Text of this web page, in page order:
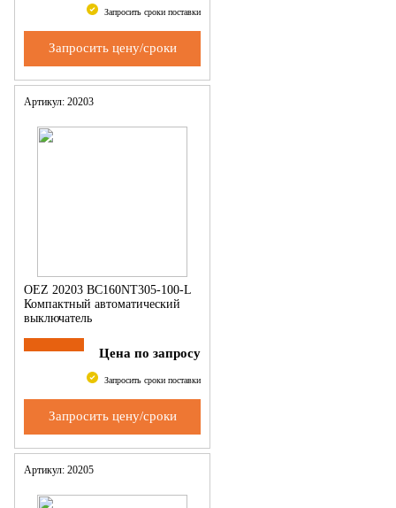
Запросить сроки поставки
Запросить цену/сроки
Артикул: 20203
OEZ 20203 BC160NT305-100-L
Компактный автоматический
выключатель
Цена по запросу
Запросить сроки поставки
Запросить цену/сроки
Артикул: 20205